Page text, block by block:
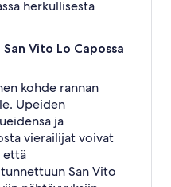
herkullisesta
Vito Lo Capossa
kohde rannan
Upeiden
ja
vierailijat voivat
että
San Vito